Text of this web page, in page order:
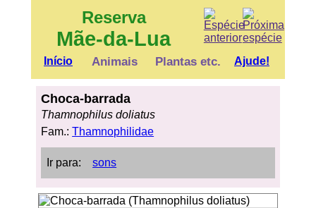
Reserva
Mãe-da-Lua
Início Animais Plantas etc. Ajude!
Choca-barrada
Thamnophilus doliatus
Fam.:Thamnophilidae
Ir para:sons